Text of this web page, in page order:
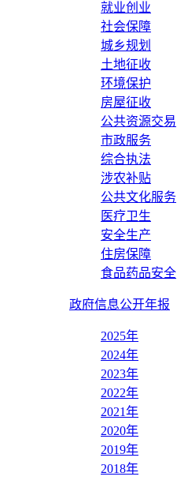
就业创业
社会保障
城乡规划
土地征收
环境保护
房屋征收
公共资源交易
市政服务
综合执法
涉农补贴
公共文化服务
医疗卫生
安全生产
住房保障
食品药品安全
政府信息公开年报
2025年
2024年
2023年
2022年
2021年
2020年
2019年
2018年